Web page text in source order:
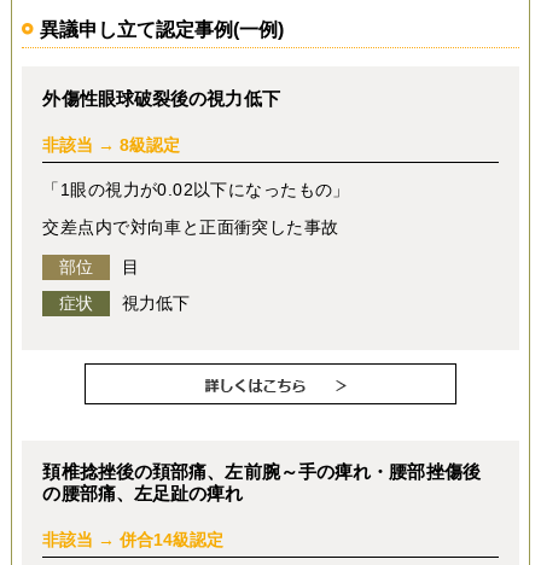
異議申し立て認定事例(一例)
外傷性眼球破裂後の視力低下
非該当 → 8級認定
「1眼の視力が0.02以下になったもの」
交差点内で対向車と正面衝突した事故
部位
目
症状
視力低下
頚椎捻挫後の頚部痛、左前腕～手の痺れ・腰部挫傷後
の腰部痛、左足趾の痺れ
非該当 → 併合14級認定